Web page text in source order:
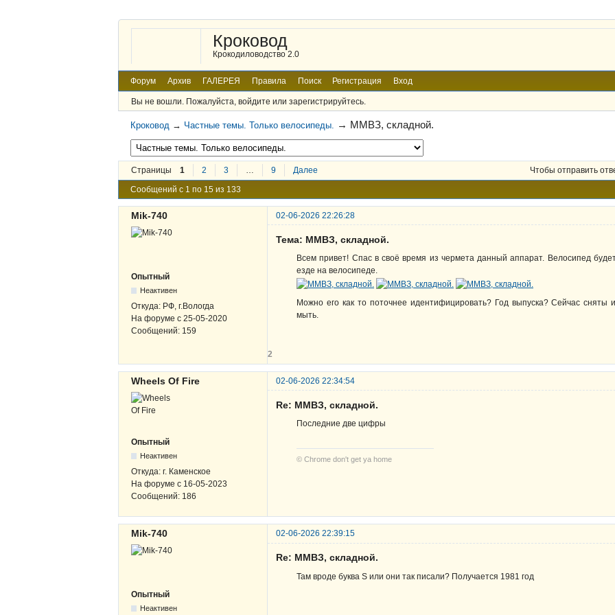
Кроковод
Крокодиловодство 2.0
Форум Архив ГАЛЕРЕЯ Правила Поиск Регистрация Вход
Вы не вошли. Пожалуйста, войдите или зарегистрируйтесь.
Кроковод → Частные темы. Только велосипеды. → ММВЗ, складной.
Страницы 1 2 3 … 9 Далее Чтобы отправить
Сообщений с 1 по 15 из 133
Mik-740 02-06-2026 22:26:28
Опытный
Неактивен
Откуда: РФ, г.Вологда
На форуме с 25-05-2020
Сообщений: 159
Тема: ММВЗ, складной.
Всем привет! Спас в своё время из чермета данный аппарат. Велосипед
езде на велосипеде.
Можно его как то поточнее идентифицировать? Год выпуска? Сейчас
мыть.
2
Wheels Of Fire 02-06-2026 22:34:54
Опытный
Неактивен
Откуда: г. Каменское
На форуме с 16-05-2023
Сообщений: 186
Re: ММВЗ, складной.
Последние две цифры
© Chrome don't get ya home
Mik-740 02-06-2026 22:39:15
Опытный
Неактивен
Re: ММВЗ, складной.
Там вроде буква S или они так писали? Получается 1981 год